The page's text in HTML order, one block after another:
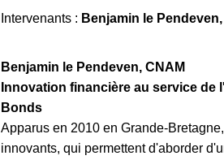
Intervenants : Benjamin le
Benjamin le Pendeven, CNAM
Innovation financière au service
Bonds
Apparus en 2010 en Grande-
innovants, qui permettent d'aborder